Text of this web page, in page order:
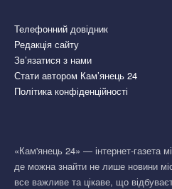
Телефонний довідник
Редакція сайту
Зв’язатися з нами
Стати автором Кам’янець 24
Політика конфіденційності
«Кам'янець 24» — інтернет-газета
де можна знайти не лише новини
все важливе та цікаве, що